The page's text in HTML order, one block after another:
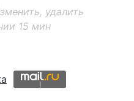
удалить
15 мин